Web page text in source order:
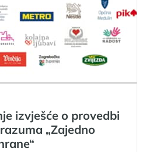
izvješće o provedbi
„Zajedno